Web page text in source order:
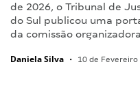
de 2026, o Tribunal de
do Sul publicou uma
da comissão
Daniela Silva • 10 de Fevereiro